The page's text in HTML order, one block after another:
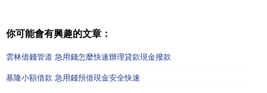
你可能會有興趣的文章：
雲林借錢管道 急用錢怎麼快速辦理貸款現金撥款
基隆小額借款 急用錢預借現金安全快速